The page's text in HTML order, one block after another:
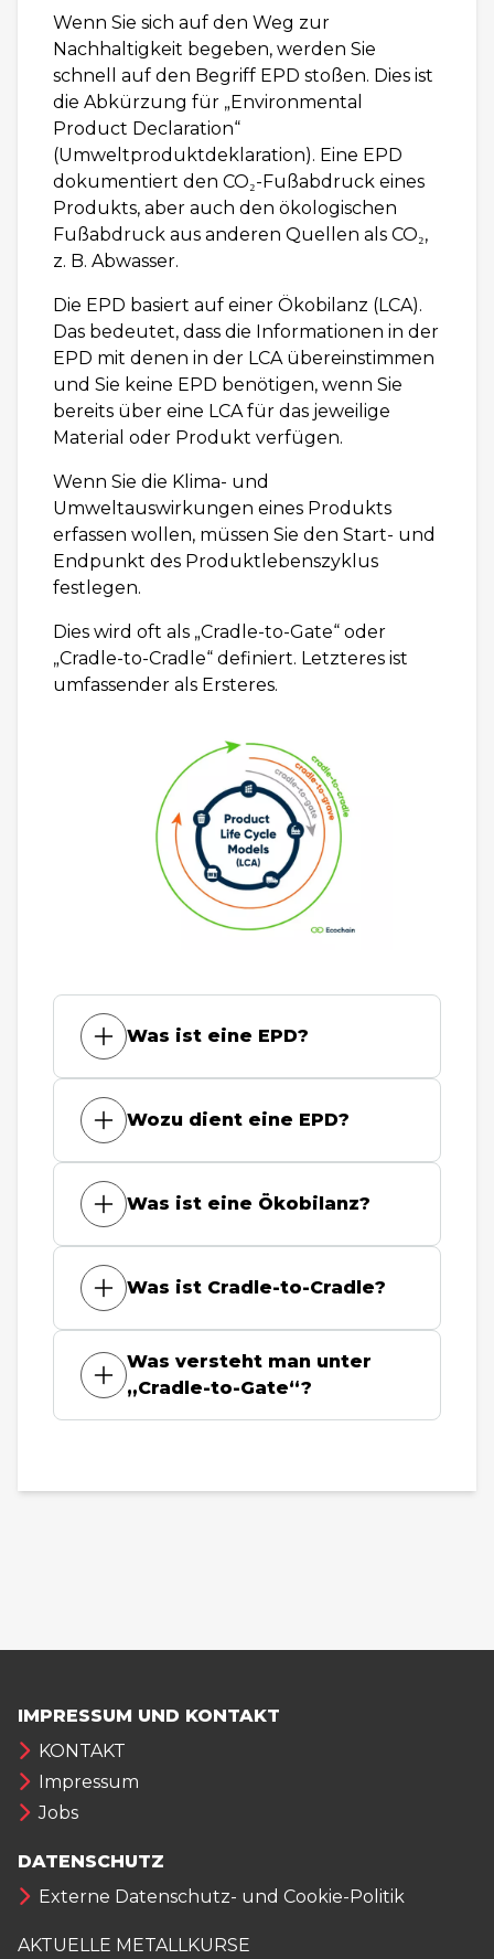
Wenn Sie sich auf den Weg zur
Nachhaltigkeit begeben, werden Sie
schnell auf den Begriff EPD stoßen. Dies ist
die Abkürzung für „Environmental
Product Declaration“
(Umweltproduktdeklaration). Eine EPD
dokumentiert den CO₂-Fußabdruck eines
Produkts, aber auch den ökologischen
Fußabdruck aus anderen Quellen als CO₂,
z. B. Abwasser.
Die EPD basiert auf einer Ökobilanz (LCA).
Das bedeutet, dass die Informationen in der
EPD mit denen in der LCA übereinstimmen
und Sie keine EPD benötigen, wenn Sie
bereits über eine LCA für das jeweilige
Material oder Produkt verfügen.
Wenn Sie die Klima- und
Umweltauswirkungen eines Produkts
erfassen wollen, müssen Sie den Start- und
Endpunkt des Produktlebenszyklus
festlegen.
Dies wird oft als „Cradle-to-Gate“ oder
„Cradle-to-Cradle“ definiert. Letzteres ist
umfassender als Ersteres.
Was ist eine EPD?
Wozu dient eine EPD?
Was ist eine Ökobilanz?
Was ist Cradle-to-Cradle?
Was versteht man unter
„Cradle-to-Gate“?
IMPRESSUM UND KONTAKT
KONTAKT
Impressum
Jobs
DATENSCHUTZ
Externe Datenschutz- und Cookie-Politik
AKTUELLE METALLKURSE